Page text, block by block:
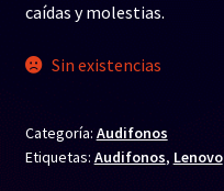
caídas y molestias.
Sin existencias
Categoría: Audifonos
Etiquetas: Audifonos, Lenovo